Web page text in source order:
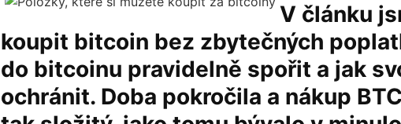
V článku
koupit bitcoin bez zbytečných
do bitcoinu pravidelně spořit a jak
ochránit. Doba pokročila a nákup